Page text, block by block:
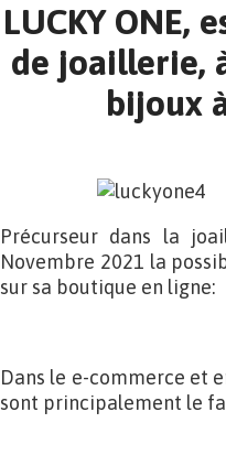
LUCKY ONE,
de joaillerie,
bijoux
Précurseur dans la
Novembre 2021 la
sur sa boutique en ligne:
Dans le e-commerce et
sont principalement le